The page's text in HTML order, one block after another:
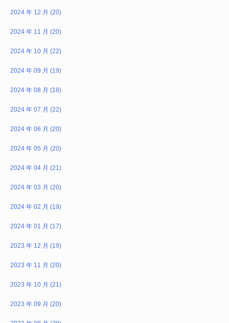
2024 年 12 月 (20)
2024 年 11 月 (20)
2024 年 10 月 (22)
2024 年 09 月 (19)
2024 年 08 月 (18)
2024 年 07 月 (22)
2024 年 06 月 (20)
2024 年 05 月 (20)
2024 年 04 月 (21)
2024 年 03 月 (20)
2024 年 02 月 (19)
2024 年 01 月 (17)
2023 年 12 月 (19)
2023 年 11 月 (20)
2023 年 10 月 (21)
2023 年 09 月 (20)